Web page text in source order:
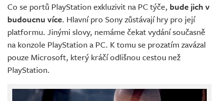
Co se portů PlayStation exkluzivit na PC týče, bude jich v
budoucnu více. Hlavní pro Sony zůstávají hry pro její
platformu. Jinými slovy, nemáme čekat vydání současně
na konzole PlayStation a PC. K tomu se prozatím zavázal
pouze Microsoft, který kráčí odlišnou cestou než
PlayStation.